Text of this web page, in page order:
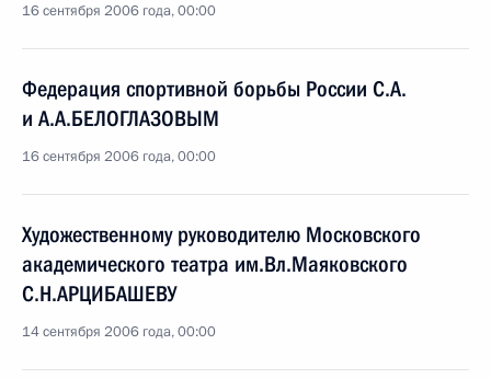
16 сентября 2006 года, 00:00
Федерация спортивной борьбы России С.А.
и А.А.БЕЛОГЛАЗОВЫМ
16 сентября 2006 года, 00:00
Художественному руководителю Московского
академического театра им.Вл.Маяковского
С.Н.АРЦИБАШЕВУ
14 сентября 2006 года, 00:00